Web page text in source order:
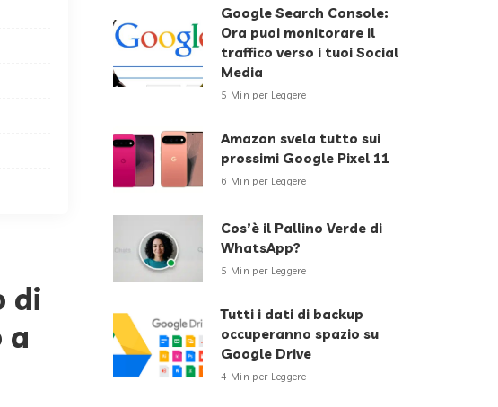
di
a
Google Search Console:
Ora puoi monitorare il
traffico verso i tuoi Social
Media
5 Min per Leggere
Amazon svela tutto sui
prossimi Google Pixel 11
6 Min per Leggere
Cos’è il Pallino Verde di
WhatsApp?
5 Min per Leggere
Tutti i dati di backup
occuperanno spazio su
Google Drive
4 Min per Leggere